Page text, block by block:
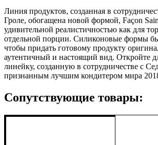
Линия продуктов, созданная в
Гроле, обогащена новой формой, Façon
удивительной реалистичностью как для
отдельной порции. Силиконовые формы
чтобы придать готовому продукту
аутентичный и настоящий вид. Откройте
линейку, созданную в сотрудничестве с
признанным лучшим кондитером мира
Сопутствующие товары: